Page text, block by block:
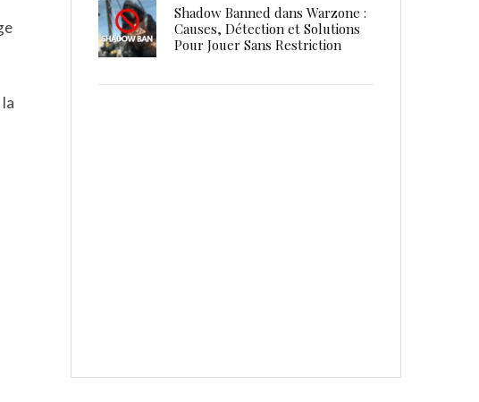
Shadow Banned dans Warzone :
Causes, Détection et Solutions
Pour Jouer Sans Restriction